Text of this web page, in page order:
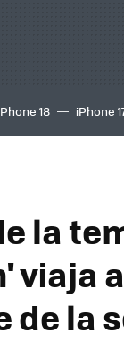
18 iPhone
la
viaja
la